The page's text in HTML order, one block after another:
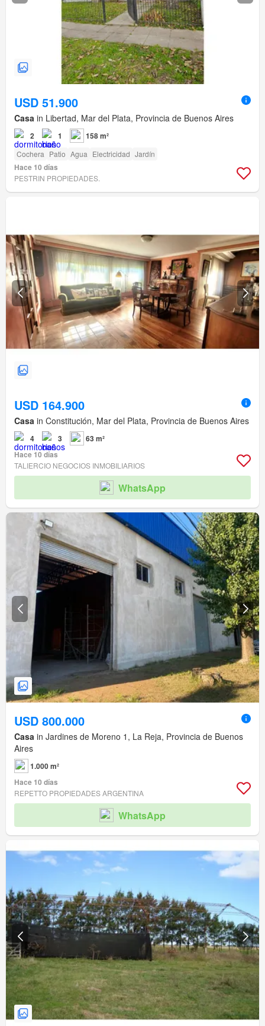
USD 51.900
Casa in Libertad, Mar del Plata, Provincia de Buenos Aires
2 1 158 m²
Cochera Patio Agua Electricidad Jardín
Hace 10 días
PESTRIN PROPIEDADES.
USD 164.900
Casa in Constitución, Mar del Plata, Provincia de Buenos Aires
4 3
63 m²
Hace 10 días
TALIERCIO NEGOCIOS INMOBILIARIOS
WhatsApp
USD 800.000
Casa in Jardines de Moreno 1, La Reja, Provincia de Buenos
Aires
1.000 m²
Hace 10 días
REPETTO PROPIEDADES ARGENTINA
WhatsApp